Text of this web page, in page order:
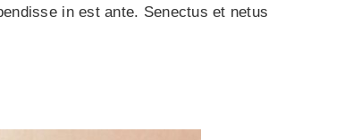
in est ante. Senectus et netus